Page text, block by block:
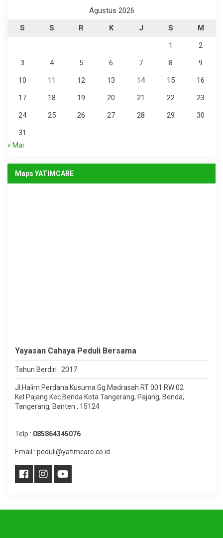
Agustus 2026
S
S R K J S
M
1
2
3
4 5 6 7 8
9
10
11 12 13 14 15
16
17
18 19 20 21 22
23
24
25 26 27 28 29
30
31
« Mar
Maps YATIMCARE
Yayasan Cahaya Peduli Bersama
Tahun Berdiri : 2017
Jl.Halim Perdana Kusuma Gg.Madrasah RT 001 RW 02
Kel.Pajang Kec.Benda Kota Tangerang, Pajang, Benda,
Tangerang, Banten , 15124
Telp : 085864345076
Email : peduli@yatimcare.co.id